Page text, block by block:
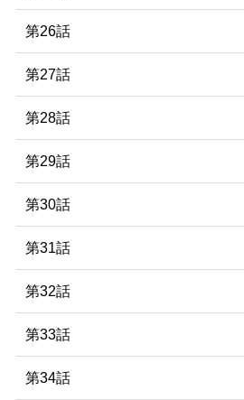
第26話
第27話
第28話
第29話
第30話
第31話
第32話
第33話
第34話